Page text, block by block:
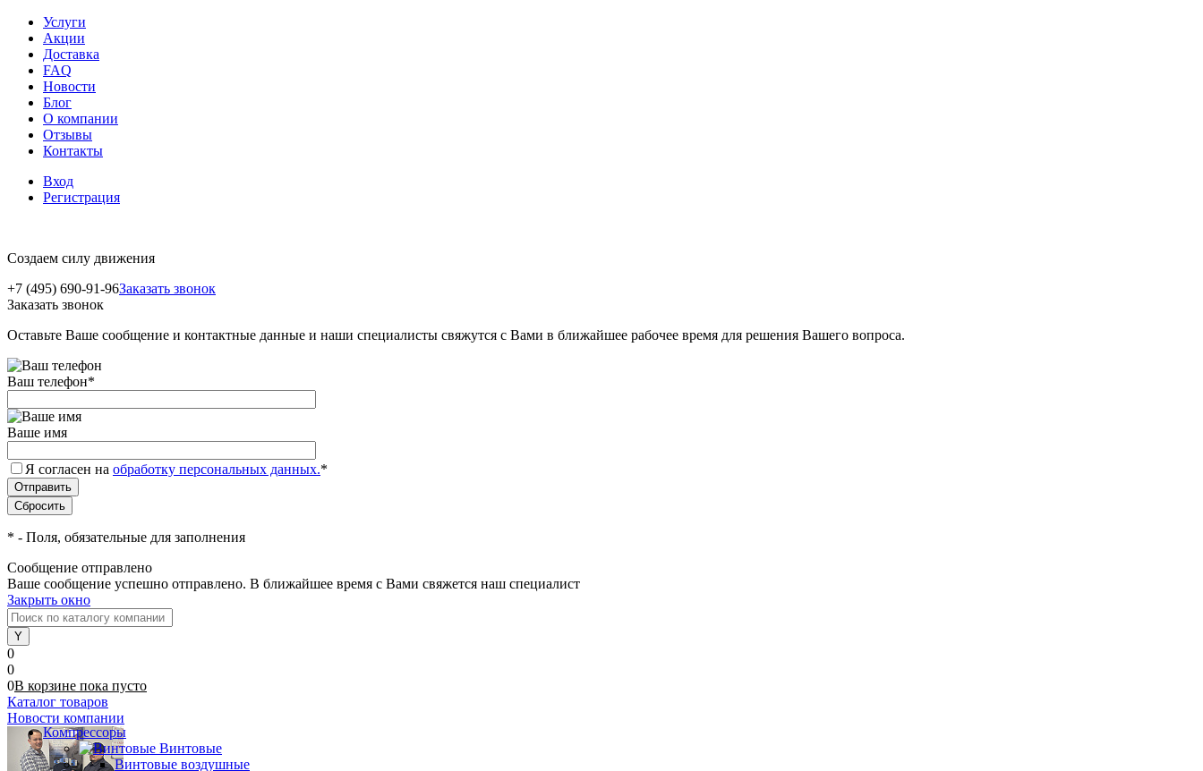
Услуги
Акции
Доставка
FAQ
Новости
Блог
О компании
Отзывы
Контакты
Вход
Регистрация
Создаем силу движения
+7 (495) 690-91-96Заказать звонок
Заказать звонок
Оставьте Ваше сообщение и контактные данные и наши специалисты свяжутся с Вами в ближайшее рабочее время для решения Вашего вопроса.
Ваш телефон*
Ваше имя
Я согласен на обработку персональных данных.*
* - Поля, обязательные для заполнения
Сообщение отправлено
Ваше сообщение успешно отправлено. В ближайшее время с Вами свяжется наш специалист
Закрыть окно
0
0
0В корзине пока пусто
Каталог товаров
Компрессоры
Винтовые
Винтовые воздушные
Новости компании